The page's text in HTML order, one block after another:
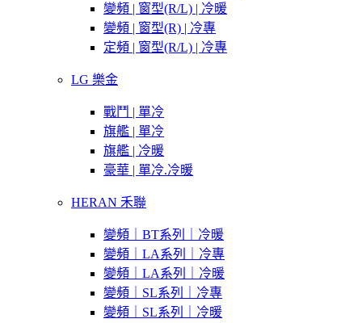
變頻 | 窗型(R/L) | 冷暖
變頻 | 窗型(R) | 冷專
定頻 | 窗型(R/L) | 冷專
LG 樂金
戰鬥 | 單冷
旗艦 | 單冷
旗艦 | 冷暖
豪華 | 單冷.冷暖
HERAN 禾聯
變頻｜BT系列｜冷暖
變頻｜LA系列｜冷專
變頻｜LA系列｜冷暖
變頻｜SL系列｜冷專
變頻｜SL系列｜冷暖